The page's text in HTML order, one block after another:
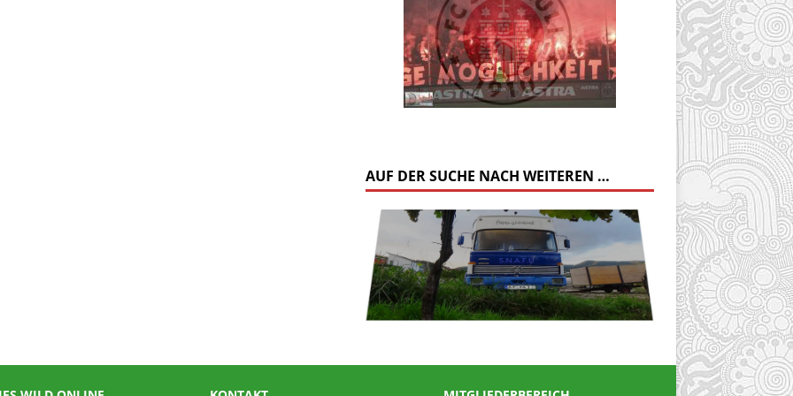
AUF DER SUCHE NACH WEITEREN …